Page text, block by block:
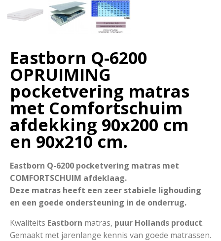
Eastborn Q-6200
OPRUIMING
pocketvering matras
met Comfortschuim
afdekking 90x200 cm
en 90x210 cm.
Eastborn Q-6200 pocketvering matras met
COMFORTSCHUIM afdeklaag.
Deze matras heeft een zeer stabiele lighouding
en een goede ondersteuning in de onderrug.
Kwaliteits Eastborn matras, puur Hollands product.
Gemaakt met jarenlange kennis van goede matrassen.